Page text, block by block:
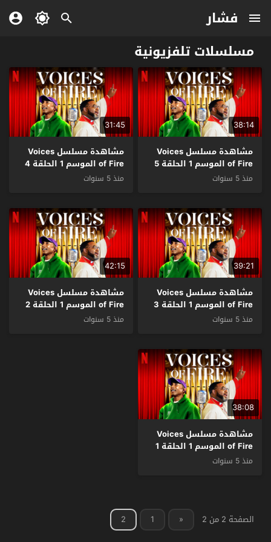
فشار
مسلسلات تلفزيونية
38:14
مشاهدة مسلسل Voices
of Fire الموسم 1 الحلقة 5
مترجم
منذ 5 سنوات
31:45
مشاهدة مسلسل Voices
of Fire الموسم 1 الحلقة 4
مترجم
منذ 5 سنوات
39:21
مشاهدة مسلسل Voices
of Fire الموسم 1 الحلقة 3
مترجم
منذ 5 سنوات
42:15
مشاهدة مسلسل Voices
of Fire الموسم 1 الحلقة 2
مترجم
منذ 5 سنوات
38:08
مشاهدة مسلسل Voices
of Fire الموسم 1 الحلقة 1
مترجم
منذ 5 سنوات
الصفحة 2 من 2 «
1
2